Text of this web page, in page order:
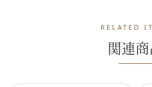
RELATED
関連